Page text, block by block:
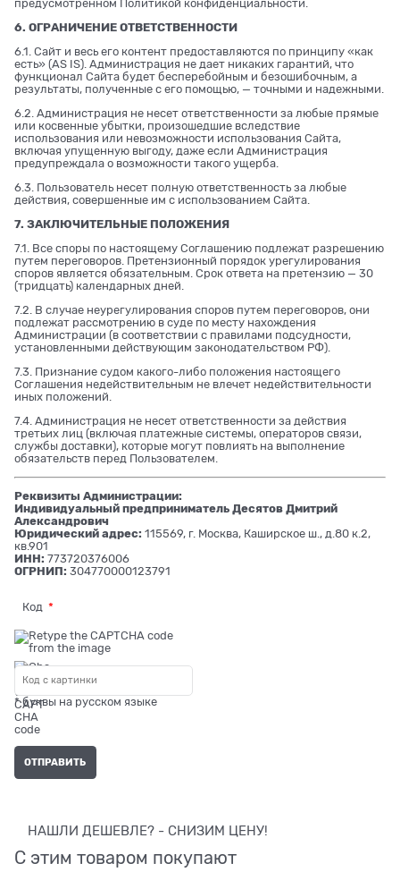
предусмотренном Политикой конфиденциальности.
6. ОГРАНИЧЕНИЕ ОТВЕТСТВЕННОСТИ
6.1. Сайт и весь его контент предоставляются по принципу «как
есть» (AS IS). Администрация не дает никаких гарантий, что
функционал Сайта будет бесперебойным и безошибочным, а
результаты, полученные с его помощью, — точными и надежными.
6.2. Администрация не несет ответственности за любые прямые
или косвенные убытки, произошедшие вследствие
использования или невозможности использования Сайта,
включая упущенную выгоду, даже если Администрация
предупреждала о возможности такого ущерба.
6.3. Пользователь несет полную ответственность за любые
действия, совершенные им с использованием Сайта.
7. ЗАКЛЮЧИТЕЛЬНЫЕ ПОЛОЖЕНИЯ
7.1. Все споры по настоящему Соглашению подлежат разрешению
путем переговоров. Претензионный порядок урегулирования
споров является обязательным. Срок ответа на претензию — 30
(тридцать) календарных дней.
7.2. В случае неурегулирования споров путем переговоров, они
подлежат рассмотрению в суде по месту нахождения
Администрации (в соответствии с правилами подсудности,
установленными действующим законодательством РФ).
7.3. Признание судом какого-либо положения настоящего
Соглашения недействительным не влечет недействительности
иных положений.
7.4. Администрация не несет ответственности за действия
третьих лиц (включая платежные системы, операторов связи,
службы доставки), которые могут повлиять на выполнение
обязательств перед Пользователем.
Реквизиты Администрации:
Индивидуальный предприниматель Десятов Дмитрий
Александрович
Юридический адрес: 115569, г. Москва, Каширское ш., д.80 к.2,
кв.901
ИНН: 773720376006
ОГРНИП: 304770000123791
Код
* буквы на русском языке
НАШЛИ ДЕШЕВЛЕ? - СНИЗИМ ЦЕНУ!
С этим товаром покупают